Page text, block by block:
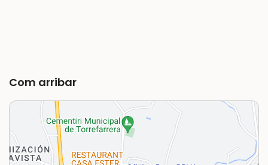
Com arribar